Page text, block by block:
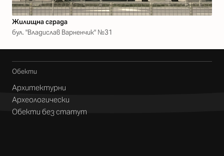
Жилищна сграда
бул. "Владислав Варненчик" №31
Обекти
Архитектурни
Археологически
Обекти без статут